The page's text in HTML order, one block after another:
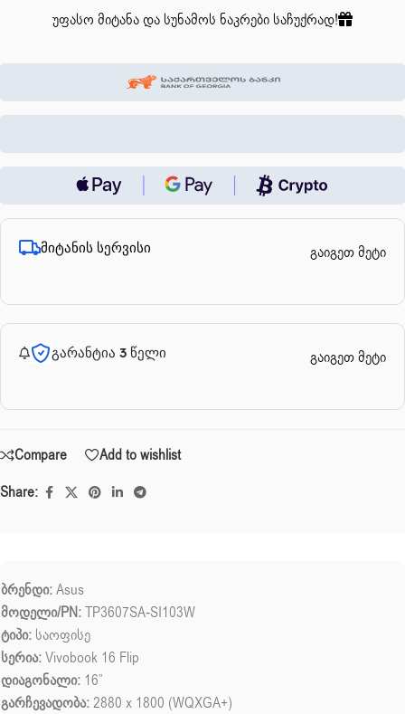
უფასო მიტანა და სუნამოს ნაკრები საჩუქრად!
მიტანის სერვისი გაიგეთ მეტი
გარანტია 3 წელი გაიგეთ მეტი
Compare
Add to wishlist
Share:
ბრენდი:Asus
მოდელი/PN:TP3607SA-SI103W
ტიპი: საოფისე
სერია:Vivobook 16 Flip
დიაგონალი: 16”
გარჩევადობა:2880 x 1800 (WQXGA+)